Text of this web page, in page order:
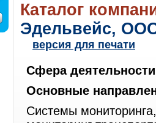
Каталог
Эдельвейс,
версия для печати
Сфера
Основные
Cистемы